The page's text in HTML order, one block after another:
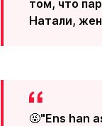
том, что
Натали,
🤬"Ens han